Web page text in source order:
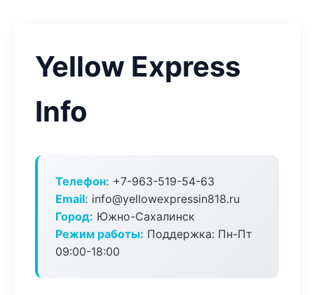
Yellow Express
Info
Телефон: +7-963-519-54-63
Email: info@yellowexpressin818.ru
Город: Южно-Сахалинск
Режим работы: Поддержка: Пн-Пт
09:00-18:00